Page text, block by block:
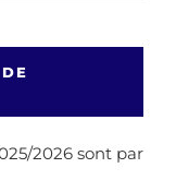
2026 sont par